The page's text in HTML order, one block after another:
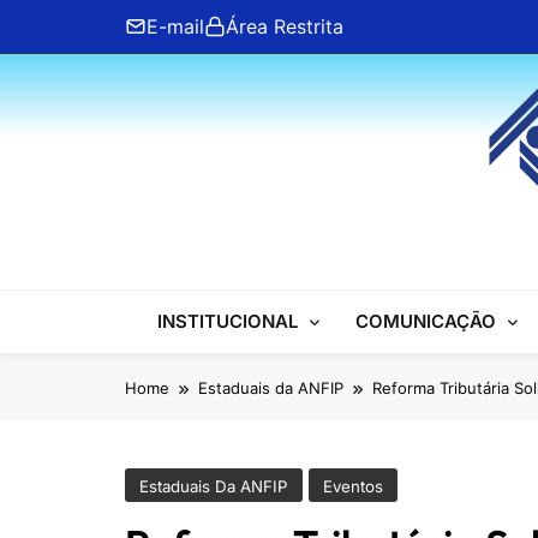
content
E-mail Área Restrita
ANFIP Nacional
INSTITUCIONAL COMUNICAÇÃO
Home Estaduais da ANFIP Reforma Tributária
Estaduais Da ANFIP Eventos